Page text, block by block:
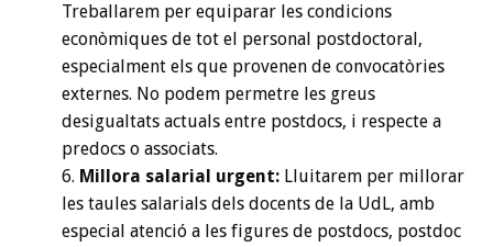
Treballarem per equiparar les condicions
econòmiques de tot el personal postdoctoral,
especialment els que provenen de convocatòries
externes. No podem permetre les greus
desigualtats actuals entre postdocs, i respecte a
predocs o associats.
Millora salarial urgent: Lluitarem per millorar
les taules salarials dels docents de la UdL, amb
especial atenció a les figures de postdocs, postdoc